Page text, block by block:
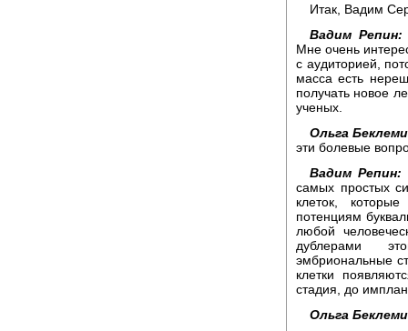
Итак, Вадим
Вадим Репин:
Мне очень
с аудиторией,
масса есть
получать новое
ученых.
Ольга
эти болевые
Вадим Репин:
самых простых
клеток,
потенциям
любой
дублерами
эмбриональные
клетки
стадия, до
Ольга